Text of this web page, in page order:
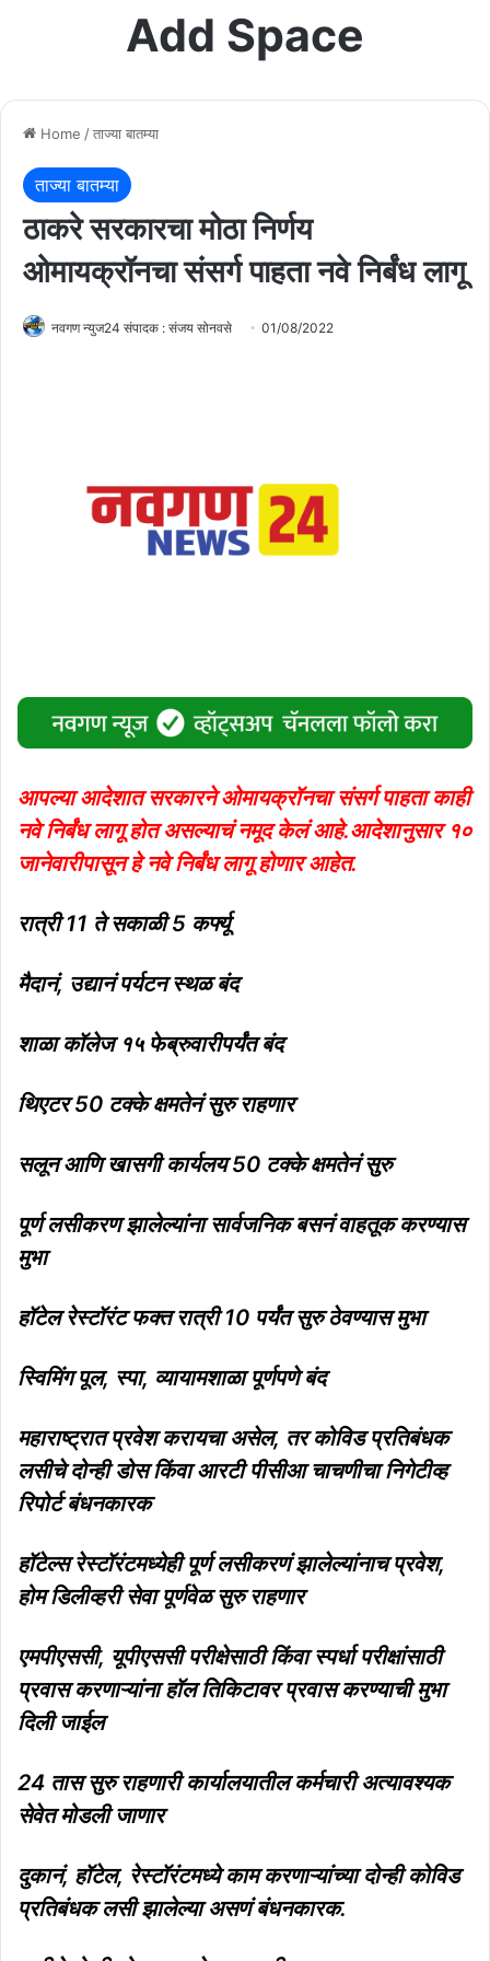
Add Space
Home /ताज्या बातम्या
ताज्या बातम्या
ठाकरे सरकारचा मोठा निर्णय
ओमायक्रॉनचा संसर्ग पाहता नवे निर्बंध लागू
नवगण न्युज24 संपादक : संजय सोनवसे 01/08/2022
आपल्या आदेशात सरकारने ओमायक्रॉनचा संसर्ग पाहता काही
नवे निर्बंध लागू होत असल्याचं नमूद केलं आहे.आदेशानुसार १०
जानेवारीपासून हे नवे निर्बंध लागू होणार आहेत.
रात्री 11 ते सकाळी 5 कर्फ्यू
मैदानं, उद्यानं पर्यटन स्थळ बंद
शाळा कॉलेज १५ फेब्रुवारीपर्यंत बंद
थिएटर 50 टक्के क्षमतेनं सुरु राहणार
सलून आणि खासगी कार्यलय 50 टक्के क्षमतेनं सुरु
पूर्ण लसीकरण झालेल्यांना सार्वजनिक बसनं वाहतूक करण्यास
मुभा
हॉटेल रेस्टॉरंट फक्त रात्री 10 पर्यंत सुरु ठेवण्यास मुभा
स्विमिंग पूल, स्पा, व्यायामशाळा पूर्णपणे बंद
महाराष्ट्रात प्रवेश करायचा असेल, तर कोविड प्रतिबंधक
लसीचे दोन्ही डोस किंवा आरटी पीसीआ चाचणीचा निगेटीव्ह
रिपोर्ट बंधनकारक
हॉटेल्स रेस्टॉरंटमध्येही पूर्ण लसीकरणं झालेल्यांनाच प्रवेश,
होम डिलीव्हरी सेवा पूर्णवेळ सुरु राहणार
एमपीएससी, यूपीएससी परीक्षेसाठी किंवा स्पर्धा परीक्षांसाठी
प्रवास करणाऱ्यांना हॉल तिकिटावर प्रवास करण्याची मुभा
दिली जाईल
24 तास सुरु राहणारी कार्यालयातील कर्मचारी अत्यावश्यक
सेवेत मोडली जाणार
दुकानं, हॉटेल, रेस्टॉरंटमध्ये काम करणाऱ्यांच्या दोन्ही कोविड
प्रतिबंधक लसी झालेल्या असणं बंधनकारक.